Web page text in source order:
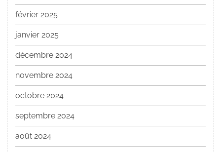
février 2025
janvier 2025
décembre 2024
novembre 2024
octobre 2024
septembre 2024
août 2024